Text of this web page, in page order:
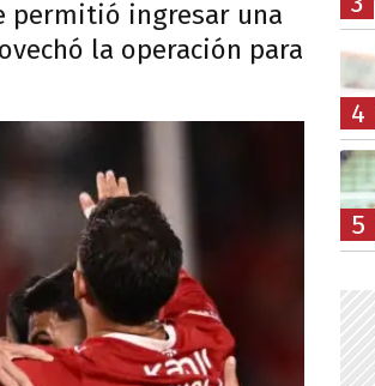
permitió ingresar una
la operación para
4
5